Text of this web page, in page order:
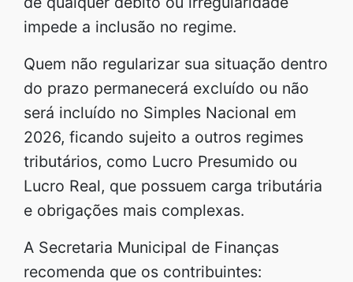
impede a inclusão no regime.
Quem não regularizar sua situação dentro
do prazo permanecerá excluído ou não
será incluído no Simples Nacional em
2026, ficando sujeito a outros regimes
tributários, como Lucro Presumido ou
Lucro Real, que possuem carga tributária
e obrigações mais complexas.
A Secretaria Municipal de Finanças
recomenda que os contribuintes: